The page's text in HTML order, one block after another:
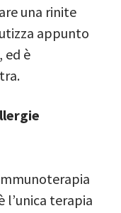
una rinite
appunto
ed è
l’unica terapia